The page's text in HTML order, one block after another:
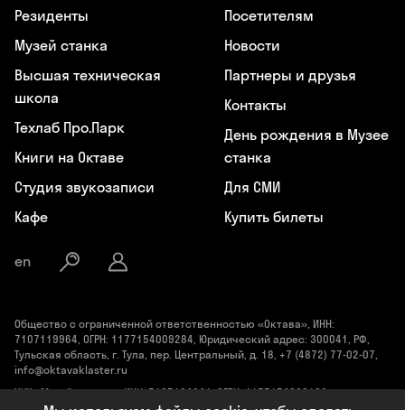
Резиденты
Музей станка
Высшая техническая
школа
Техлаб Про.Парк
Книги на Октаве
Студия звукозаписи
Кафе
Посетителям
Новости
Партнеры и друзья
Контакты
День рождения в Музее
станка
Для СМИ
Купить билеты
en
Общество с ограниченной ответственностью «Октава», ИНН:
7107119964, ОГРН: 1177154009284, Юридический адрес: 300041, РФ,
Тульская область, г. Тула, пер. Центральный, д. 18, +7 (4872) 77-02-07,
info@oktavaklaster.ru
ЧУК «Музей станка», ИНН: 7107124241, ОГРН: 1177154030162,